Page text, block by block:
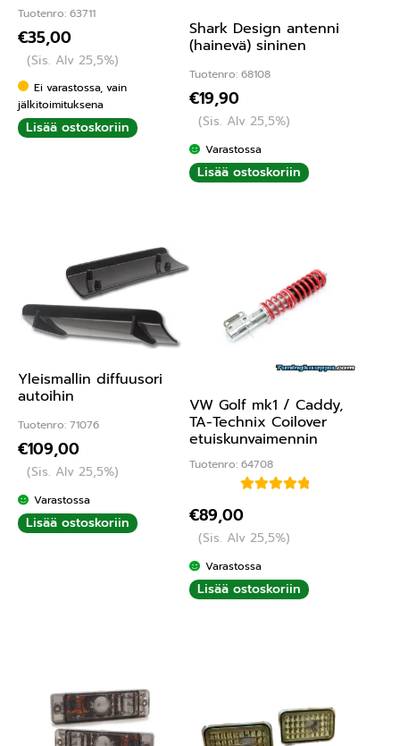
Tuotenro: 63711
€35,00
(Sis. Alv 25,5%)
Ei varastossa, vain
jälkitoimituksena
Lisää ostoskoriin
Shark Design antenni
(hainevä) sininen
Tuotenro: 68108
€19,90
(Sis. Alv 25,5%)
Varastossa
Lisää ostoskoriin
Yleismallin diffuusori
autoihin
Tuotenro: 71076
€109,00
(Sis. Alv 25,5%)
Varastossa
Lisää ostoskoriin
VW Golf mk1 / Caddy,
TA-Technix Coilover
etuiskunvaimennin
Tuotenro: 64708
5.00/ 5
€89,00
(Sis. Alv 25,5%)
Varastossa
Lisää ostoskoriin